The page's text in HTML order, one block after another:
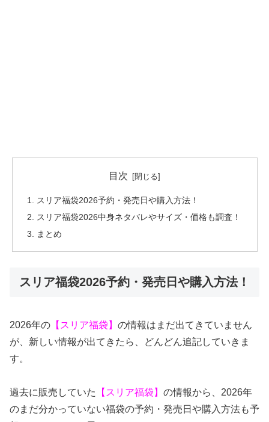
目次
スリア福袋2026予約・発売日や購入方法！
スリア福袋2026中身ネタバレやサイズ・価格も調査！
まとめ
スリア福袋2026予約・発売日や購入方法！
2026年の 【スリア福袋】 の情報はまだ出てきていません
が、新しい情報が出てきたら、どんどん追記していきま
す。
過去に販売していた 【スリア福袋】 の情報から、2026年
のまだ分かっていない福袋の予約・発売日や購入方法も予